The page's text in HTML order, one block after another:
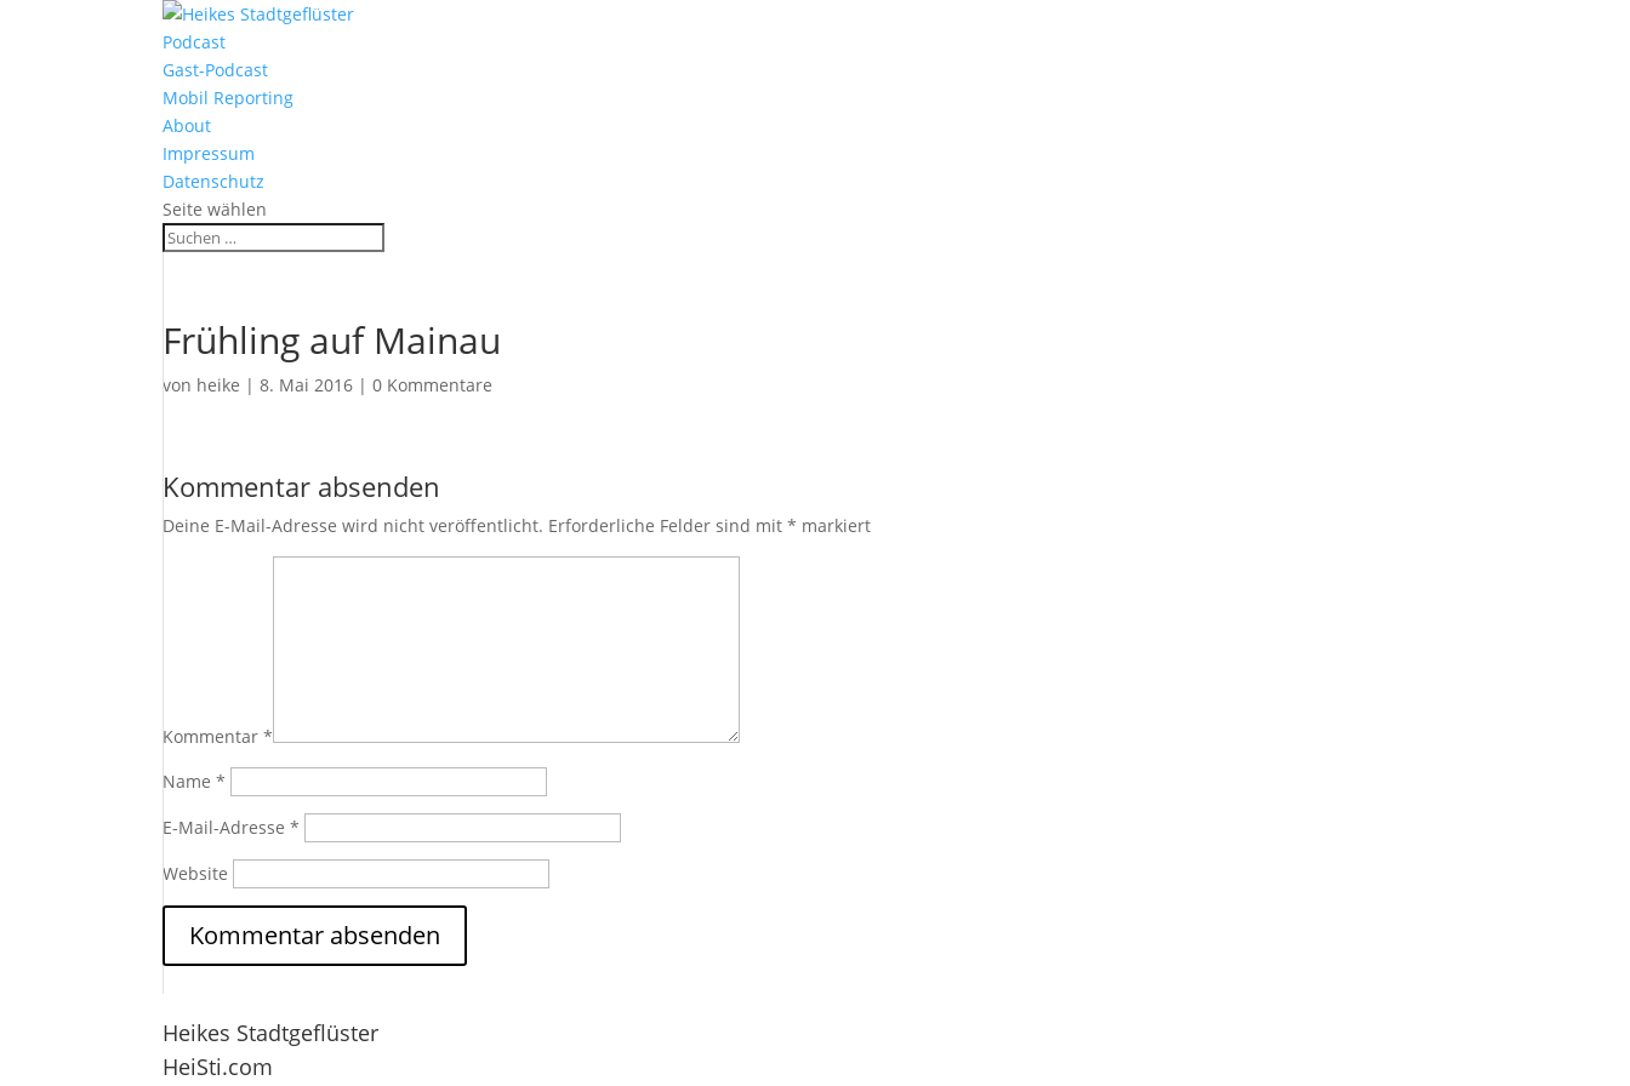
Podcast
Gast-Podcast
Mobil Reporting
About
Impressum
Datenschutz
Seite wählen
Frühling auf Mainau
von heike |8. Mai 2016 |0 Kommentare
Kommentar absenden
Deine E-Mail-Adresse wird nicht veröffentlicht. Erforderliche Felder sind mit* markiert
Kommentar*
Name*
E-Mail-Adresse*
Website
Heikes Stadtgeflüster
HeiSti.com